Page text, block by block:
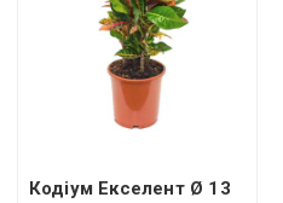
Кодіум Екселент Ø 13